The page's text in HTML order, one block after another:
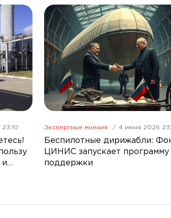
и
Экспертные мнения 4 июня 2026
Беспилотные дирижабли:
ЦИНИС запускает программу
поддержки